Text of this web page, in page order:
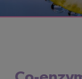
LEESTIJD: 4 MINUTEN